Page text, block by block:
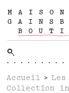
Accueil
Collection